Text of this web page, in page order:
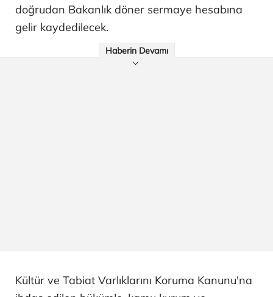
doğrudan Bakanlık döner sermaye hesabına
gelir kaydedilecek.
Haberin Devamı
Kültür ve Tabiat Varlıklarını Koruma Kanunu'na